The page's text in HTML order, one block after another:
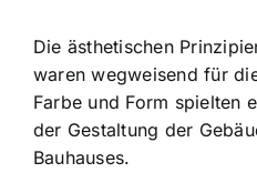
Die ästhetischen
waren wegweisend für
Farbe und Form spielten
der Gestaltung der
Bauhauses.